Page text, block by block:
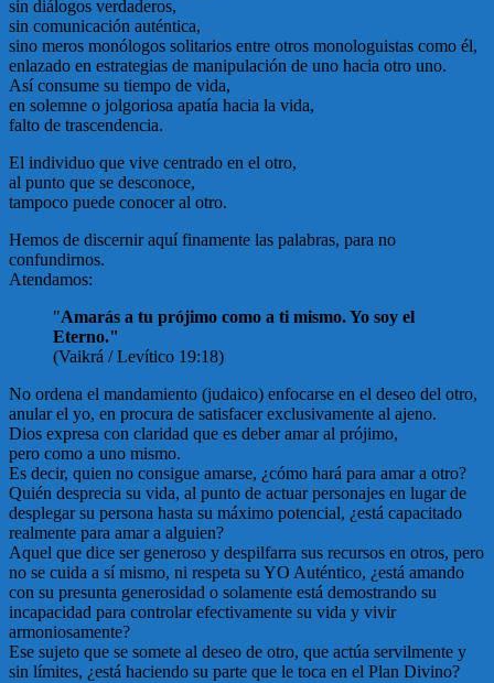
sin diálogos verdaderos,
sin comunicación auténtica,
sino meros monólogos solitarios entre otros monologuistas como él,
enlazado en estrategias de manipulación de uno hacia otro uno.
Así consume su tiempo de vida,
en solemne o jolgoriosa apatía hacia la vida,
falto de trascendencia.
El individuo que vive centrado en el otro,
al punto que se desconoce,
tampoco puede conocer al otro.
Hemos de discernir aquí finamente las palabras, para no
confundirnos.
Atendamos:
"Amarás a tu prójimo como a ti mismo. Yo soy el
Eterno."
(Vaikrá / Levítico 19:18)
No ordena el mandamiento (judaico) enfocarse en el deseo del otro,
anular el yo, en procura de satisfacer exclusivamente al ajeno.
Dios expresa con claridad que es deber amar al prójimo,
pero como a uno mismo.
Es decir, quien no consigue amarse, ¿cómo hará para amar a otro?
Quién desprecia su vida, al punto de actuar personajes en lugar de
desplegar su persona hasta su máximo potencial, ¿está capacitado
realmente para amar a alguien?
Aquel que dice ser generoso y despilfarra sus recursos en otros, pero
no se cuida a sí mismo, ni respeta su YO Auténtico, ¿está amando
con su presunta generosidad o solamente está demostrando su
incapacidad para controlar efectivamente su vida y vivir
armoniosamente?
Ese sujeto que se somete al deseo de otro, que actúa servilmente y
sin límites, ¿está haciendo su parte que le toca en el Plan Divino?